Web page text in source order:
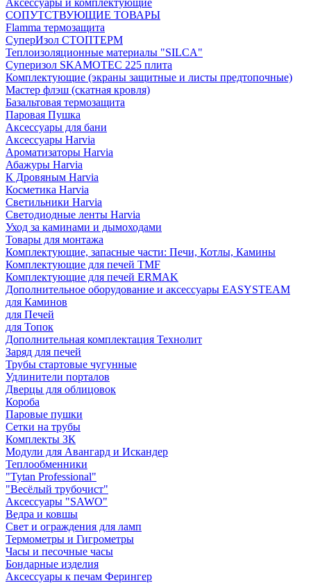
Аксессуары и комплектующие
СОПУТСТВУЮЩИЕ ТОВАРЫ
Flamma термозащита
СуперИзол СТОПТЕРМ
Теплоизоляционные материалы "SILCA"
Суперизол SKAMOTEC 225 плита
Комплектующие (экраны защитные и листы предтопочные)
Мастер флэш (скатная кровля)
Базальтовая термозащита
Паровая Пушка
Аксессуары для бани
Аксессуары Harvia
Ароматизаторы Harvia
Абажуры Harvia
К Дровяным Harvia
Косметика Harvia
Светильники Harvia
Светодиодные ленты Harvia
Уход за каминами и дымоходами
Товары для монтажа
Комплектующие, запасные части: Печи, Котлы, Камины
Комплектующие для печей TMF
Комплектующие для печей ERMAK
Дополнительное оборудование и аксессуары EASYSTEAM
для Каминов
для Печей
для Топок
Дополнительная комплектация Технолит
Заряд для печей
Трубы стартовые чугунные
Удлинители порталов
Дверцы для облицовок
Короба
Паровые пушки
Сетки на трубы
Комплекты ЗК
Модули для Авангард и Искандер
Теплообменники
"Tytan Professional"
"Весёлый трубочист"
Аксессуары "SAWO"
Ведра и ковшы
Свет и ограждения для ламп
Термометры и Гигрометры
Часы и песочные часы
Бондарные изделия
Аксессуары к печам Ферингер